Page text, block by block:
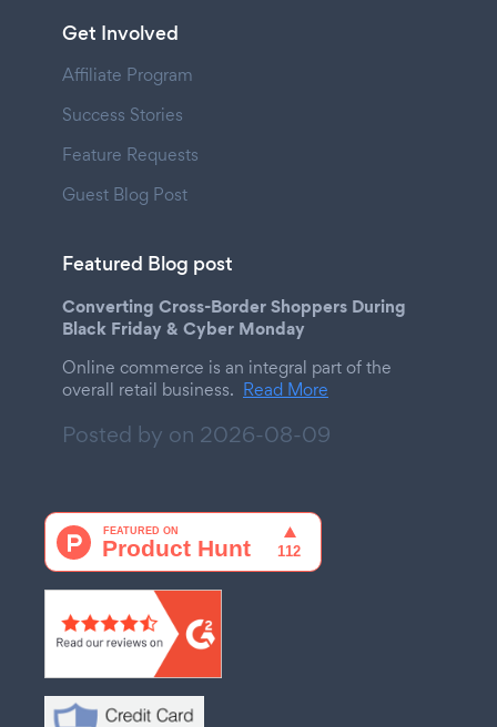
Get Involved
Affiliate Program
Success Stories
Feature Requests
Guest Blog Post
Featured Blog post
Converting Cross-Border Shoppers During
Black Friday & Cyber Monday
Online commerce is an integral part of the
overall retail business. Read More
Posted by on 2026-08-09